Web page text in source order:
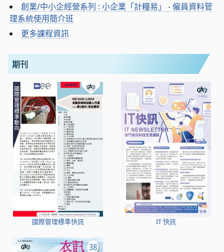
創業/中小企經營系列 : 小企業「計糧易」 - 僱員資料管
理系統使用簡介班
更多課程資訊
期刊
國際管理標準快訊 IT 快訊